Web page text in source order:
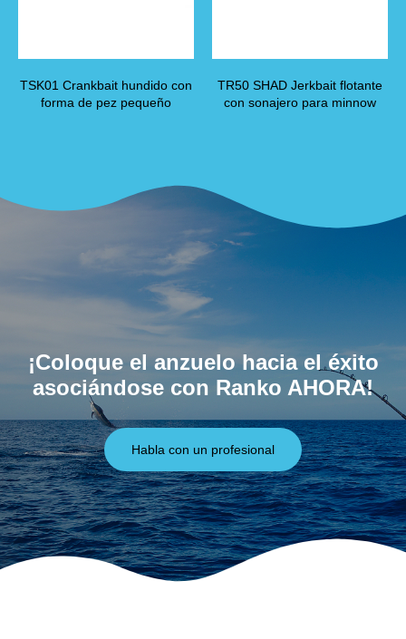
TSK01 Crankbait hundido con
forma de pez pequeño
TR50 SHAD Jerkbait flotante
con sonajero para minnow
¡Coloque el anzuelo hacia el éxito
asociándose con Ranko AHORA!
Habla con un profesional